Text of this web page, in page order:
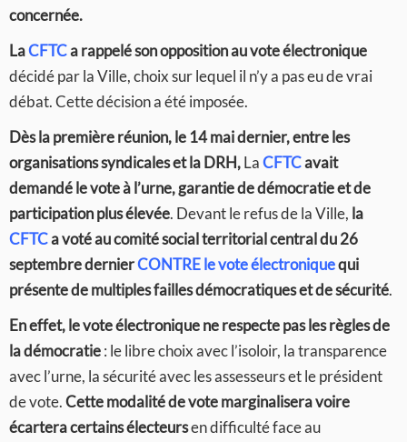
concernée.
LaCFTCa rappelé son opposition au vote électronique
décidé par la Ville, choix sur lequel il n’y a pas eu de vrai
débat. Cette décision a été imposée.
Dès la première réunion, le 14 mai dernier, entre les
organisations syndicales et la DRH,LaCFTCavait
demandé le vote à l’urne, garantie de démocratie et de
participation plus élevée. Devant le refus de la Ville, la
CFTCa voté au comité social territorial central du 26
septembre dernierCONTRE le vote électroniquequi
présente de multiples failles démocratiques et de sécurité.
En effet, le vote électronique ne respecte pas les règles de
la démocratie: le libre choix avec l’isoloir, la transparence
avec l’urne, la sécurité avec les assesseurs et le président
de vote.Cette modalité de vote marginalisera voire
écartera certains électeursen difficulté face au